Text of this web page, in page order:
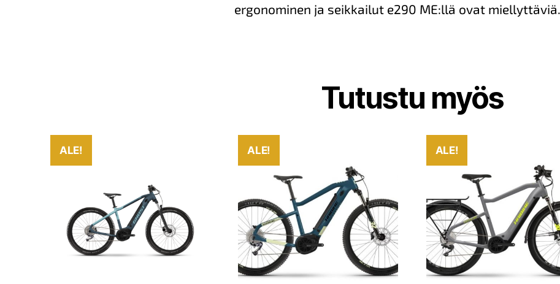
ergonominen ja seikkailut e290 ME:llä ovat miellyttäviä.
Tutustu myös
ALE! ALE! ALE!